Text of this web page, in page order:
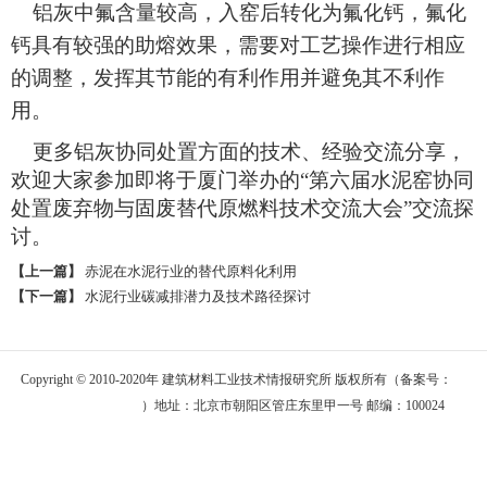
铝灰中氟含量较高，入窑后转化为氟化钙，氟化
钙具有较强的助熔效果，需要对工艺操作进行相应
的调整，发挥其节能的有利作用并避免其不利作
用。
更多铝灰协同处置方面的技术、经验交流分享，
欢迎大家参加即将于厦门举办的“第六届水泥窑协同
处置废弃物与固废替代原燃料技术交流大会”交流探
讨。
【上一篇】
赤泥在水泥行业的替代原料化利用
【下一篇】 水泥行业碳减排潜力及技术路径探讨
Copyright © 2010-2020年 建筑材料工业技术情报研究所 版权所有（备案号：
）地址：北京市朝阳区管庄东里甲一号 邮编：100024